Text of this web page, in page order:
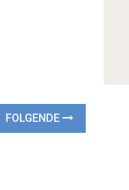
FOLGENDE